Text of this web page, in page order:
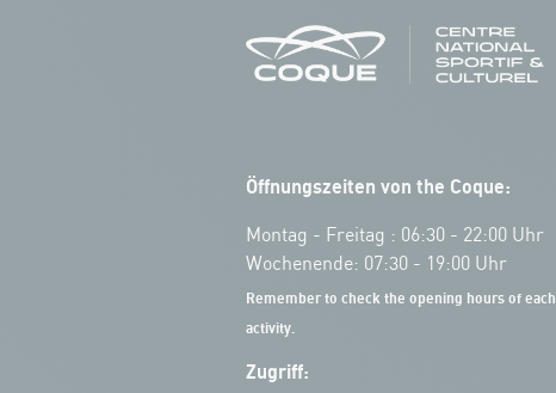
Öffnungszeiten von the Coque:
Montag - Freitag : 06:30 - 22:00 Uhr
Wochenende: 07:30 - 19:00 Uhr
Remember to check the opening hours of each
activity.
Zugriff: